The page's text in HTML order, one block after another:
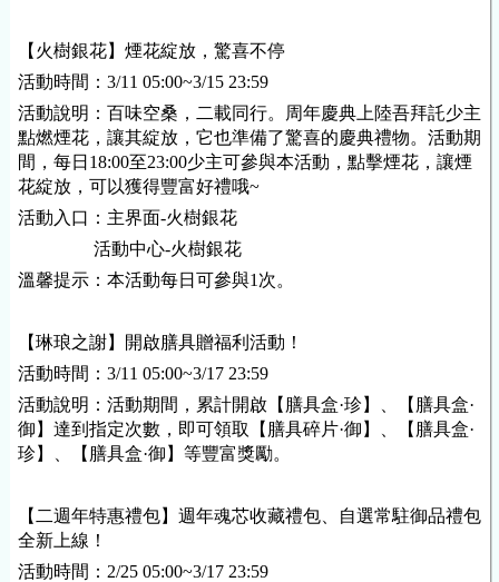
【火樹銀花】煙花綻放，驚喜不停
活動時間：3/11 05:00~3/15 23:59
活動說明：百味空桑，二載同行。周年慶典上陸吾拜託少主
點燃煙花，讓其綻放，它也準備了驚喜的慶典禮物。活動期
間，每日18:00至23:00少主可參與本活動，點擊煙花，讓煙
花綻放，可以獲得豐富好禮哦~
活動入口：主界面-火樹銀花
活動中心-火樹銀花
溫馨提示：本活動每日可參與1次。
【琳琅之謝】開啟膳具贈福利活動！
活動時間：3/11 05:00~3/17 23:59
活動說明：活動期間，累計開啟【膳具盒·珍】、【膳具盒·
御】達到指定次數，即可領取【膳具碎片·御】、【膳具盒·
珍】、【膳具盒·御】等豐富獎勵。
【二週年特惠禮包】週年魂芯收藏禮包、自選常駐御品禮包
全新上線！
活動時間：2/25 05:00~3/17 23:59